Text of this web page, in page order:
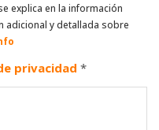
explica en la información
adicional y detallada sobre
privacidad *